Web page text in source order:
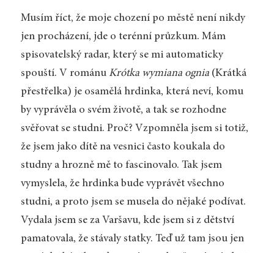
Musím říct, že moje chození po městě není nikdy
jen procházení, jde o terénní průzkum. Mám
spisovatelský radar, který se mi automaticky
spouští. V románu Krótka wymiana ognia(Krátká
přestřelka) je osamělá hrdinka, která neví, komu
by vyprávěla o svém životě, a tak se rozhodne
svěřovat se studni. Proč? Vzpomněla jsem si totiž,
že jsem jako dítě na vesnici často koukala do
studny a hrozně mě to fascinovalo. Tak jsem
vymyslela, že hrdinka bude vyprávět všechno
studni, a proto jsem se musela do nějaké podívat.
Vydala jsem se za Varšavu, kde jsem si z dětství
pamatovala, že stávaly statky. Teď už tam jsou jen